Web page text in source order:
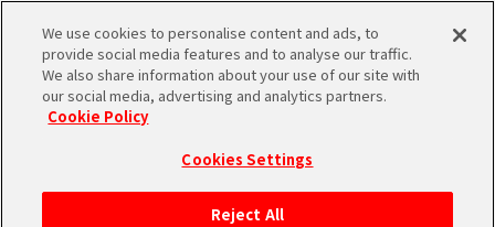
MEN
NEUES
We use cookies to personalise content and ads, to
provide social media features and to analyse our traffic.
We also share information about your use of our site with
our social media, advertising and analytics partners.
Cookie Policy
Cookies Settings
Reject All